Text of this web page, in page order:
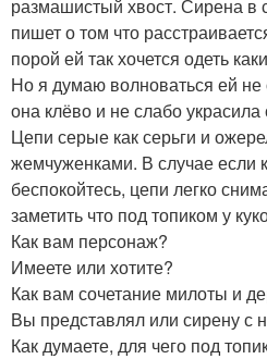
размашистый хвост. Сирена в
пишет о том что
порой ей так хочется одеть
Но я думаю волноваться ей не
она клёво и не слабо
Цепи серые как серьги и
жемчуженками. В случае если
беспокойтесь, цепи легко
заметить что под топиком у
Как вам персонаж?
Имеете или хотите?
Как вам сочетание милоты и
Вы представлял или сирену с
Как думаете, для чего под